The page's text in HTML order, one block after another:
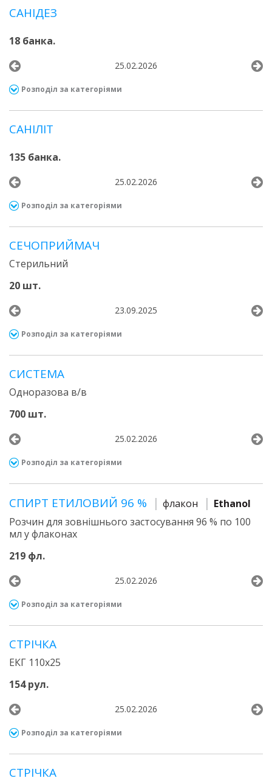
САНІДЕЗ
18 банка.
25.02.2026
Розподіл за категоріями
САНІЛІТ
135 банка.
25.02.2026
Розподіл за категоріями
СЕЧОПРИЙМАЧ
Стерильний
20 шт.
23.09.2025
Розподіл за категоріями
СИСТЕМА
Одноразова в/в
700 шт.
25.02.2026
Розподіл за категоріями
СПИРТ ЕТИЛОВИЙ 96 % флакон
Ethanol
Розчин для зовнішнього застосування 96 % по 100
мл у флаконах
219 фл.
25.02.2026
Розподіл за категоріями
СТРІЧКА
ЕКГ 110x25
154 рул.
25.02.2026
Розподіл за категоріями
СТРІЧКА